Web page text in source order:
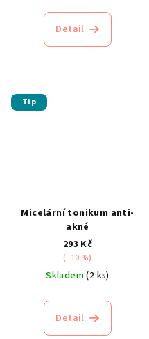
Detail
Tip
Micelární tonikum anti-
akné
293 Kč
(–10 %)
Skladem(2 ks)
Detail